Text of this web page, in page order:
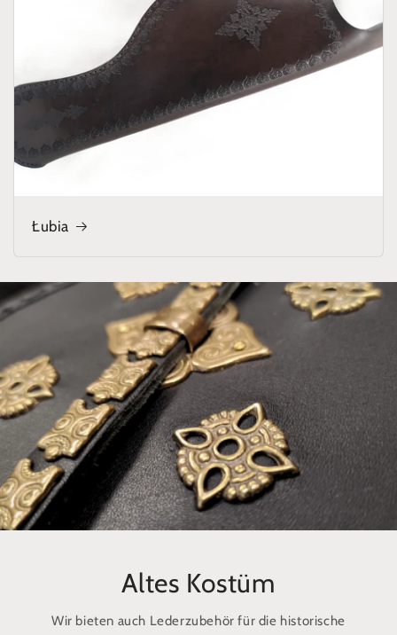
Łubia
Altes Kostüm
Wir bieten auch Lederzubehör für die historische